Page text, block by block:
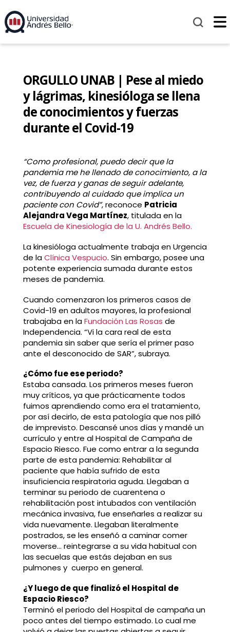
ORGULLO UNAB | Pese al miedo
y lágrimas, kinesióloga se llena
de conocimientos y fuerzas
durante el Covid-19
“Como profesional, puedo decir que la
pandemia me he llenado de conocimiento, a la
vez, de fuerza y ganas de seguir adelante,
contribuyendo al cuidado que implica un
paciente con Covid”, reconoce Patricia
Alejandra Vega Martínez, titulada en la
Escuela de Kinesiología de la U. Andrés Bello.
La kinesióloga actualmente trabaja en Urgencia
de laClínica Vespucio. Sin embargo, posee una
potente experiencia sumada durante estos
meses de pandemia.
Cuando comenzaron los primeros casos de
Covid-19 en adultos mayores, la profesional
trabajaba en laFundación Las Rosas de
Independencia. “Vi la cara real de esta
pandemia sin saber que sería el primer paso
ante el desconocido de SAR”, subraya.
¿Cómo fue ese periodo?
Estaba cansada. Los primeros meses fueron
muy críticos, ya que prácticamente todos
fuimos aprendiendo como era el tratamiento,
por así decirlo, de esta patología que nos pilló
de imprevisto. Descansé unos días y mandé un
currículo y entre al Hospital de Campaña de
Espacio Riesco. Fue como entrar a la segunda
parte de esta pandemia: Rehabilitar al
paciente que había sufrido de esta
insuficiencia respiratoria aguda. Llegaban a
terminar su periodo de cuarentena o
rehabilitación post intubados con ventilación
mecánica invasiva, fue enseñarles a realizar su
vida nuevamente. Llegaban literalmente
postrados, se les enseñó a caminar comer
moverse… reintegrarse a su vida habitual con
las secuelas que estás dejaban en sus
pulmones y cuerpo en general.
¿Y luego de que finalizó el Hospital de
Espacio Riesco?
Terminó el periodo del Hospital de campaña un
poco antes del tiempo estimado. Lo cual me